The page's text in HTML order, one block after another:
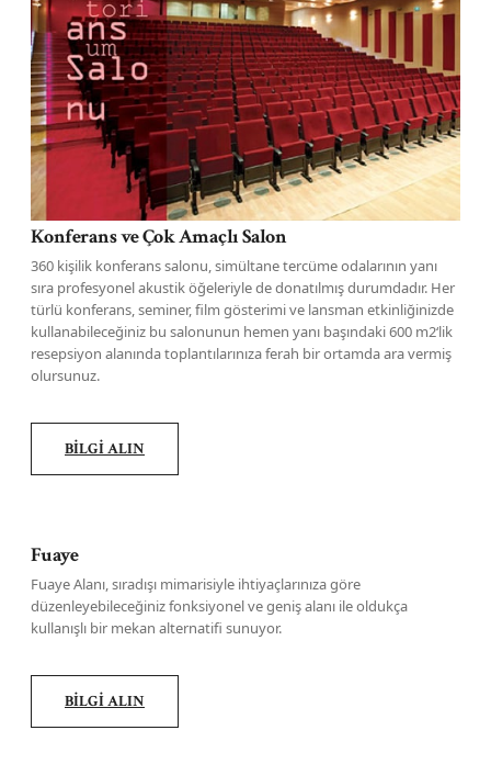
Konferans ve Çok Amaçlı Salon
360 kişilik konferans salonu, simültane tercüme odalarının yanı
sıra profesyonel akustik öğeleriyle de donatılmış durumdadır. Her
türlü konferans, seminer, film gösterimi ve lansman etkinliğinizde
kullanabileceğiniz bu salonunun hemen yanı başındaki 600 m2‘lik
resepsiyon alanında toplantılarınıza ferah bir ortamda ara vermiş
olursunuz.
BİLGİ ALIN
Fuaye
Fuaye Alanı, sıradışı mimarisiyle ihtiyaçlarınıza göre
düzenleyebileceğiniz fonksiyonel ve geniş alanı ile oldukça
kullanışlı bir mekan alternatifi sunuyor.
BİLGİ ALIN